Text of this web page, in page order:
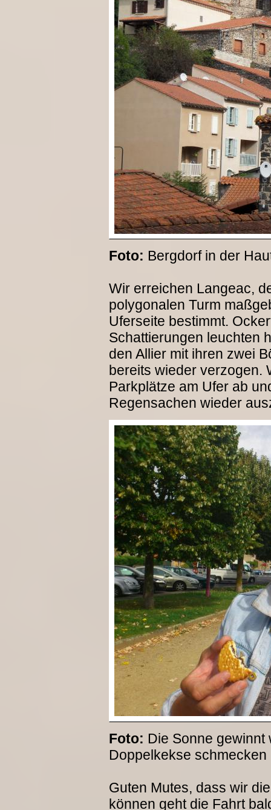
Foto: Bergdorf in der
Wir erreichen Langeac,
polygonalen Turm
Uferseite bestimmt.
Schattierungen leuchten
den Allier mit ihren zwei
bereits wieder verzogen.
Parkplätze am Ufer ab
Regensachen wieder
Foto: Die Sonne gewinnt
Doppelkekse schmecken
Guten Mutes, dass wir
können geht die Fahrt